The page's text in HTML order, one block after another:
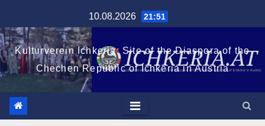
к
содержимому
10.08.2026 21:51
Kulturverein Ichkeria: Site of the Diaspora of the
Chechen Republic of Ichkeria in Austria